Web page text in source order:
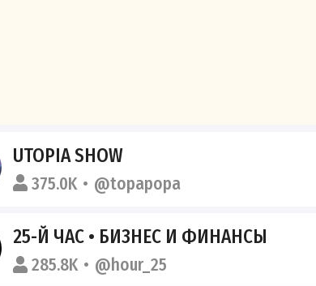
UTOPIA SHOW
375.0K @topapopa
25-Й ЧАС • БИЗНЕС И ФИНАНСЫ
285.8K @hour_25